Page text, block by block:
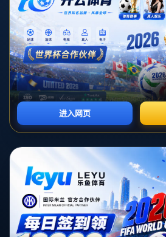
产品分类一 产品分类二
这里是标题